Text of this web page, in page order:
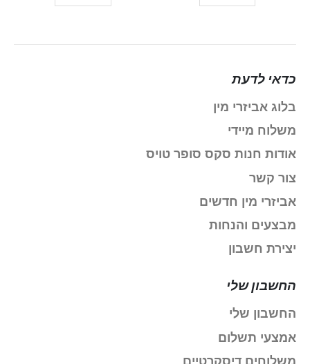
כדאי לדעת
בלוג אביזרי מין
משלוח מיידי
אודות חנות סקס סופר טויס
צור קשר
אביזרי מין חדשים
מבצעים והנחות
יצירת חשבון
החשבון שלי
החשבון שלי
אמצעי תשלום
משלוחים דיסקרטיים